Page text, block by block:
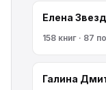
Елена
158 книг · 87
Галина